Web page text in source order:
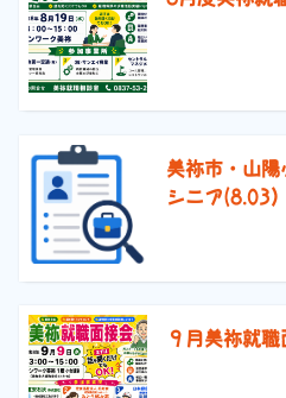
美祢市・山陽
シニア(8.03）
９月美祢就職